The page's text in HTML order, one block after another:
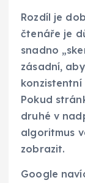
Rozdíl je
čtenáře je
snadno
zásadní,
Pokud
druhé v
algoritmus
zobrazit.
Google